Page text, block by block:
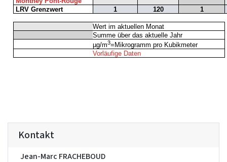
Kontakt
Jean-Marc FRACHEBOUD